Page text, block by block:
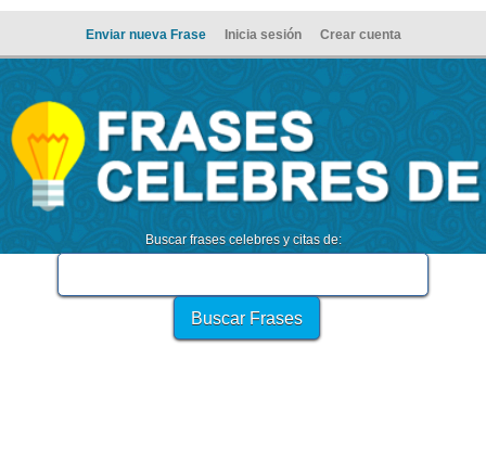
Enviar nueva Frase Inicia sesión Crear cuenta
Buscar frases celebres y citas de: